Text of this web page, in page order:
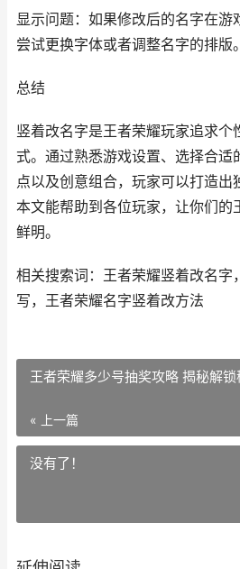
显示问题：如果修改后的名字在游
尝试更换字体或者调整名字的排版。
总结
竖着改名字是王者荣耀玩家追求个
式。通过熟悉游戏设置、选择合适
点以及创意组合，玩家可以打造出
本文能帮助到各位玩家，让你们的
鲜明。
相关搜索词：王者荣耀竖着改名字
写，王者荣耀名字竖着改方法
王者荣耀多少号抽奖攻略 揭秘解
« 上一篇
没有了！